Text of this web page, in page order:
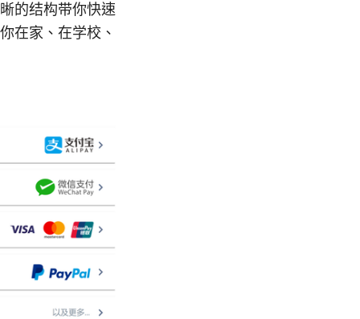
的结构带你快速
在家、在学校、